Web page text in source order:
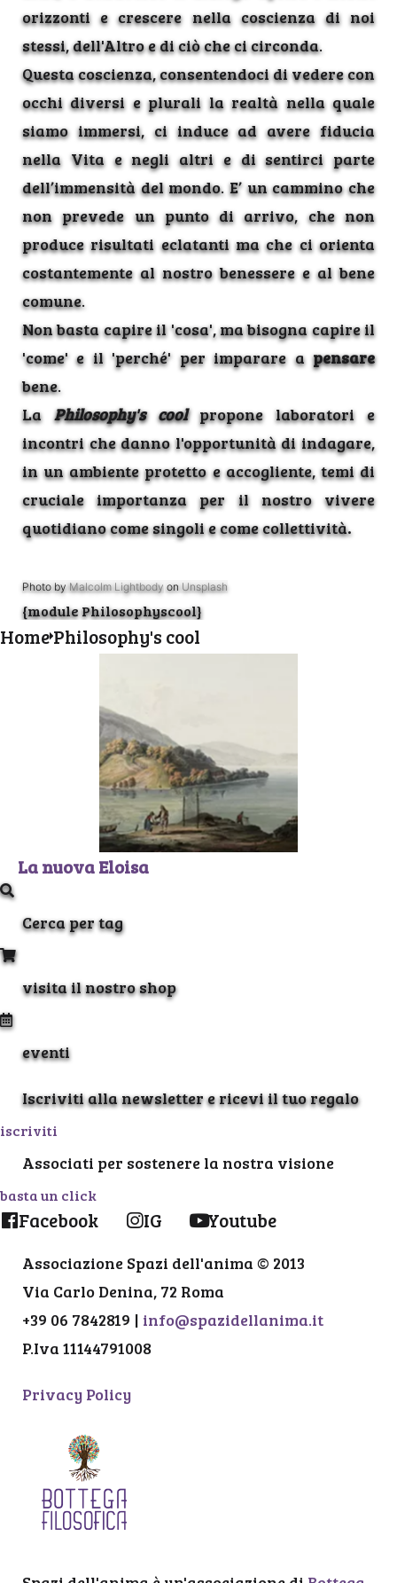
orizzonti e crescere nella coscienza di noi
stessi, dell'Altro e di ciò che ci circonda.
Questa coscienza, consentendoci di vedere con
occhi diversi e plurali la realtà nella quale
siamo immersi, ci induce ad avere fiducia
nella Vita e negli altri e di sentirci parte
dell’immensità del mondo. E’ un cammino che
non prevede un punto di arrivo, che non
produce risultati eclatanti ma che ci orienta
costantemente al nostro benessere e al bene
comune.
Non basta capire il 'cosa', ma bisogna capire il
'come' e il 'perché' per imparare apensare
bene.
LaPhilosophy's coolpropone laboratori e
incontri che danno l'opportunità di indagare,
in un ambiente protetto e accogliente, temi di
cruciale importanza per il nostro vivere
quotidiano come singoli e come collettività.
Photo byMalcolm Lightbody onUnsplash
{module Philosophyscool}
HomePhilosophy's cool
La nuova Eloisa
Cerca per tag
visita il nostro shop
eventi
Iscriviti alla newsletter e ricevi il tuo regalo
iscriviti
Associati per sostenere la nostra visione
basta un click
Facebook IG Youtube
Associazione Spazi dell'anima © 2013
Via Carlo Denina, 72 Roma
+39 06 7842819 | info@spazidellanima.it
P.Iva 11144791008
Privacy Policy